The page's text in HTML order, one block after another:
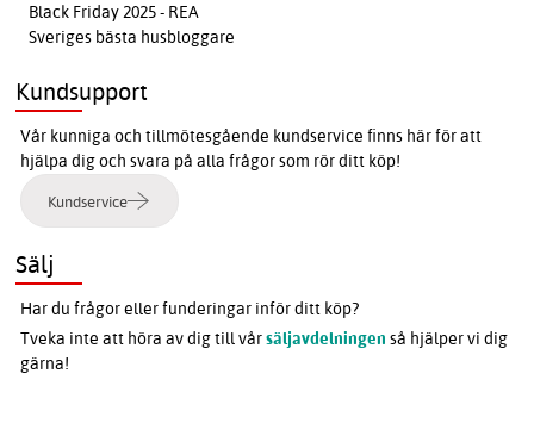
Black Friday 2025 - REA
Sveriges bästa husbloggare
Kundsupport
Vår kunniga och tillmötesgående kundservice finns här för att
hjälpa dig och svara på alla frågor som rör ditt köp!
Kundservice
Sälj
Har du frågor eller funderingar inför ditt köp?
Tveka inte att höra av dig till vårsäljavdelningen så hjälper vi dig
gärna!